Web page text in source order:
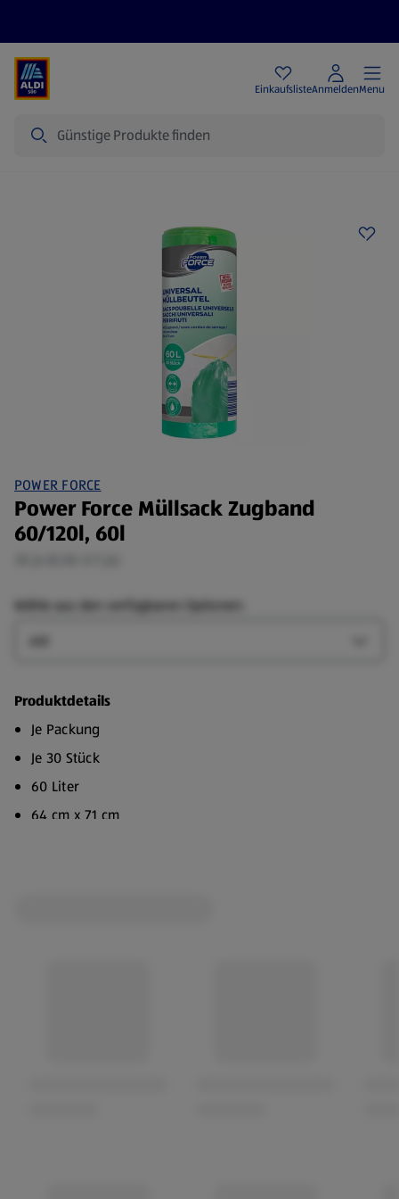
EinkaufslisteAnmeldenMenu
POWER FORCE
Power Force Müllsack Zugband
60/120l, 60l
Wähle aus den verfügbaren Optionen:
Produktdetails
Je Packung
Je 30 Stück
60 Liter
64 cm x 71 cm